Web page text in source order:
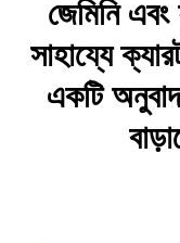
জেমিনি
সাহায্যে
একটি অনুবাদ